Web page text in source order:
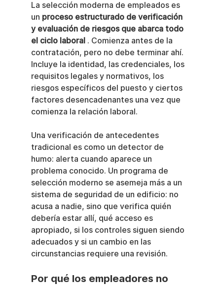
La selección moderna de empleados es
un proceso estructurado de verificación
y evaluación de riesgos que abarca todo
el ciclo laboral . Comienza antes de la
contratación, pero no debe terminar ahí.
Incluye la identidad, las credenciales, los
requisitos legales y normativos, los
riesgos específicos del puesto y ciertos
factores desencadenantes una vez que
comienza la relación laboral.
Una verificación de antecedentes
tradicional es como un detector de
humo: alerta cuando aparece un
problema conocido. Un programa de
selección moderno se asemeja más a un
sistema de seguridad de un edificio: no
acusa a nadie, sino que verifica quién
debería estar allí, qué acceso es
apropiado, si los controles siguen siendo
adecuados y si un cambio en las
circunstancias requiere una revisión.
Por qué los empleadores no